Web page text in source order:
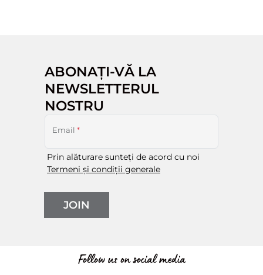
ABONAȚI-VĂ LA
NEWSLETTERUL
NOSTRU
Email *
Prin alăturare sunteți de acord cu noi
Termeni și condiții generale
JOIN
Follow us on social media